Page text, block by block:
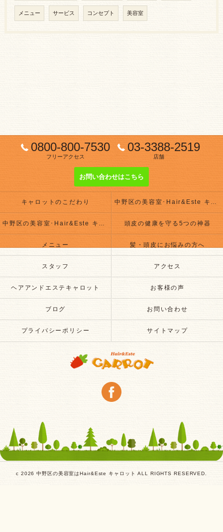
メニュー サービス コンセプト 美容室
0800-800-7530
フリーアクセス
03-3388-2519
店舗
お問い合わせはこちら
キャロットのこだわり 中野区の美容室･Hair&Este キャロットの評判
中野区の美容室･Hair&Este キャロットのお客様の声 頭皮の健康を守る5つの神器
メニュー 髪・頭皮にお悩みの方へ
スタッフ アクセス
ヘアアンドエステキャロット お客様の声
ブログ お問い合わせ
プライバシーポリシー サイトマップ
c 2026 中野区の美容室はHair&Este キャロット ALL RIGHTS RESERVED.